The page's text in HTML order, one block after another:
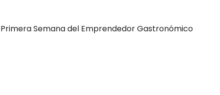
Semana del Emprendedor Gastronómico